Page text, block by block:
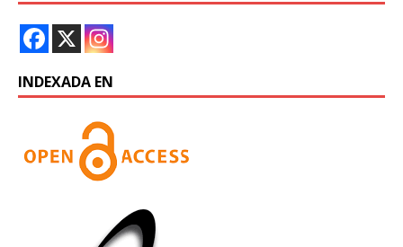
INDEXADA EN